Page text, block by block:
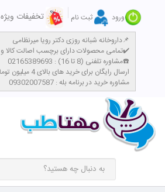
ورود ثبت نام تخفیفات ویژه
داروخانه شبانه روزی دکتر رویا میرنظامی📌
تمامی محصولات دارای برچسب اصالت کالا و سیب سلامت میباشند✔️
مشاوره تلفنی (8 تا 16) : 02165389693☎️
​ارسال رایگان برای خرید های بالای 4 میلیون تومان با پست پیشتاز
مشاوره خرید در برنامه بله : 09302007587